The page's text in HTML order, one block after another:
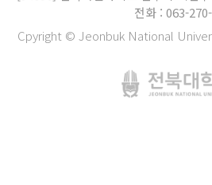
전화 : 063-
Cpyright © Jeonbuk National